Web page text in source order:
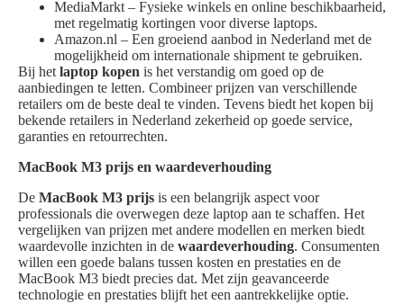
MediaMarkt – Fysieke winkels en online beschikbaarheid,
met regelmatig kortingen voor diverse laptops.
Amazon.nl – Een groeiend aanbod in Nederland met de
mogelijkheid om internationale shipment te gebruiken.
Bij het laptop kopen is het verstandig om goed op de
aanbiedingen te letten. Combineer prijzen van verschillende
retailers om de beste deal te vinden. Tevens biedt het kopen bij
bekende retailers in Nederland zekerheid op goede service,
garanties en retourrechten.
MacBook M3 prijs en waardeverhouding
De MacBook M3 prijs is een belangrijk aspect voor
professionals die overwegen deze laptop aan te schaffen. Het
vergelijken van prijzen met andere modellen en merken biedt
waardevolle inzichten in de waardeverhouding. Consumenten
willen een goede balans tussen kosten en prestaties en de
MacBook M3 biedt precies dat. Met zijn geavanceerde
technologie en prestaties blijft het een aantrekkelijke optie.